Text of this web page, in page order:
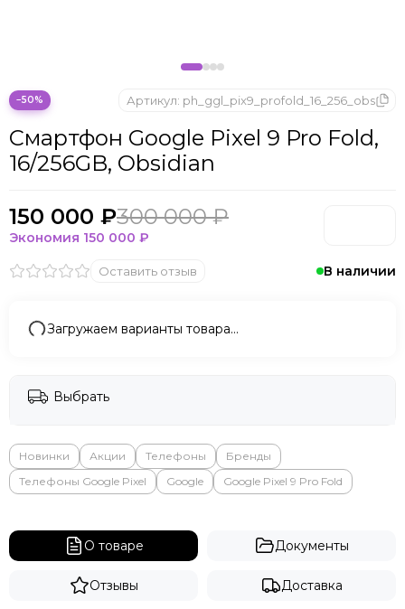
−50%
В наличии
Смартфон Google Pixel 9 Pro Fold,
16/256GB, Obsidian
Артикул: ph_ggl_pix9_profold_16_256_obs
Оставить отзыв
150 000 ₽300 000 ₽
Экономия 150 000 ₽
Загружаем варианты товара…
Выбрать
Новинки Акции Телефоны
Бренды
Телефоны Google Pixel
Google Google Pixel 9 Pro Fold
О товаре Документы
Отзывы Доставка